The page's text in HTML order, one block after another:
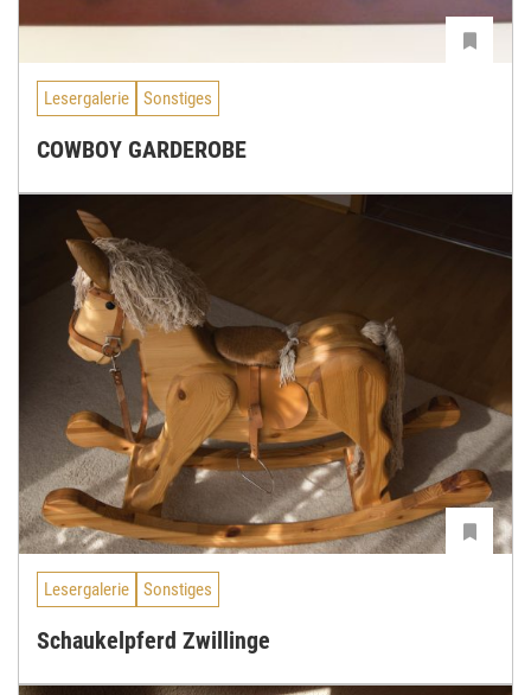
Lesergalerie Sonstiges
COWBOY GARDEROBE
Lesergalerie Sonstiges
Schaukelpferd Zwillinge